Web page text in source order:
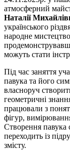
атмосферний
Наталії
українського
народне
можуть стати
Під час заняття
павука та його
власноруч
геометричні
працювали з
фігур,
Створення павука
переходить із
змісту.